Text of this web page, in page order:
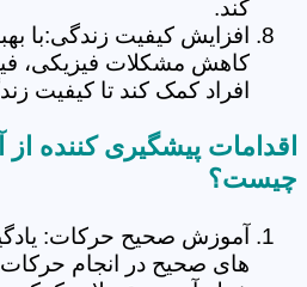
کند.
افزایش کیفیت زندگی:با
کاهش مشکلات فیزیکی،
افراد کمک کند تا کیفیت
اقدامات پیشگیری کننده
چیست؟
آموزش صحیح حرکات:
های صحیح در انجام